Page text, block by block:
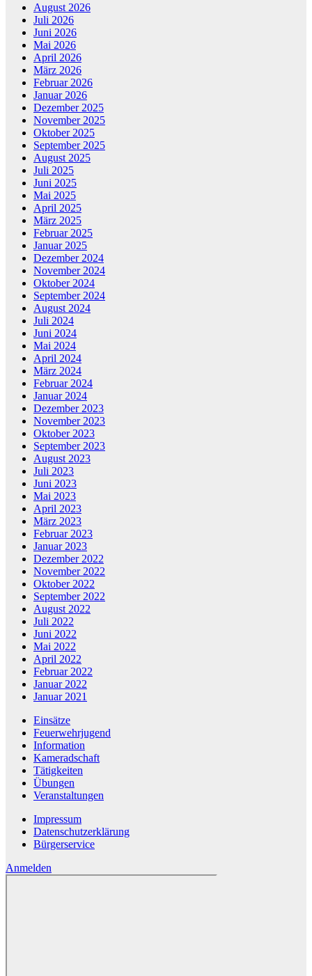
August 2026
Juli 2026
Juni 2026
Mai 2026
April 2026
März 2026
Februar 2026
Januar 2026
Dezember 2025
November 2025
Oktober 2025
September 2025
August 2025
Juli 2025
Juni 2025
Mai 2025
April 2025
März 2025
Februar 2025
Januar 2025
Dezember 2024
November 2024
Oktober 2024
September 2024
August 2024
Juli 2024
Juni 2024
Mai 2024
April 2024
März 2024
Februar 2024
Januar 2024
Dezember 2023
November 2023
Oktober 2023
September 2023
August 2023
Juli 2023
Juni 2023
Mai 2023
April 2023
März 2023
Februar 2023
Januar 2023
Dezember 2022
November 2022
Oktober 2022
September 2022
August 2022
Juli 2022
Juni 2022
Mai 2022
April 2022
Februar 2022
Januar 2022
Januar 2021
Einsätze
Feuerwehrjugend
Information
Kameradschaft
Tätigkeiten
Übungen
Veranstaltungen
Impressum
Datenschutzerklärung
Bürgerservice
Anmelden